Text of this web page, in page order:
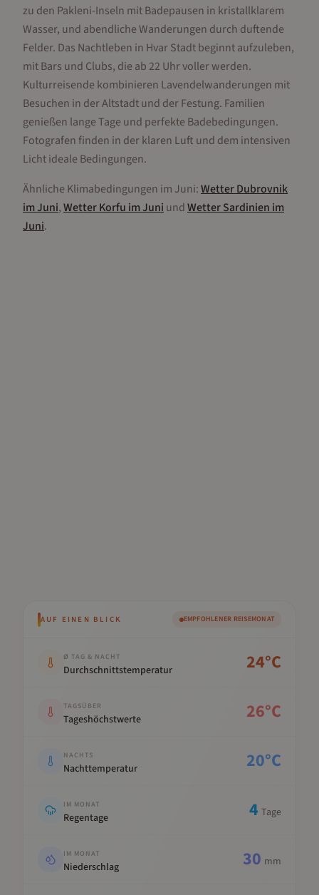
zu den Pakleni-Inseln mit Badepausen in kristallklarem
Wasser, und abendliche Wanderungen durch duftende
Felder. Das Nachtleben in Hvar Stadt beginnt aufzuleben,
mit Bars und Clubs, die ab 22 Uhr voller werden.
Kulturreisende kombinieren Lavendelwanderungen mit
Besuchen in der Altstadt und der Festung. Familien
genießen lange Tage und perfekte Badebedingungen.
Fotografen finden in der klaren Luft und dem intensiven
Licht ideale Bedingungen.
Ähnliche Klimabedingungen im Juni:WetterDubrovnik
imJuni,WetterKorfu imJuni undWetterSardinien im
Juni.
AUF EINEN BLICK EMPFOHLENER REISEMONAT
Ø TAG & NACHT
Durchschnittstemperatur 24°C
TAGSÜBER
Tageshöchstwerte 26°C
NACHTS
Nachttemperatur 20°C
IM MONAT
Regentage 4 Tage
IM MONAT
Niederschlag 30 mm